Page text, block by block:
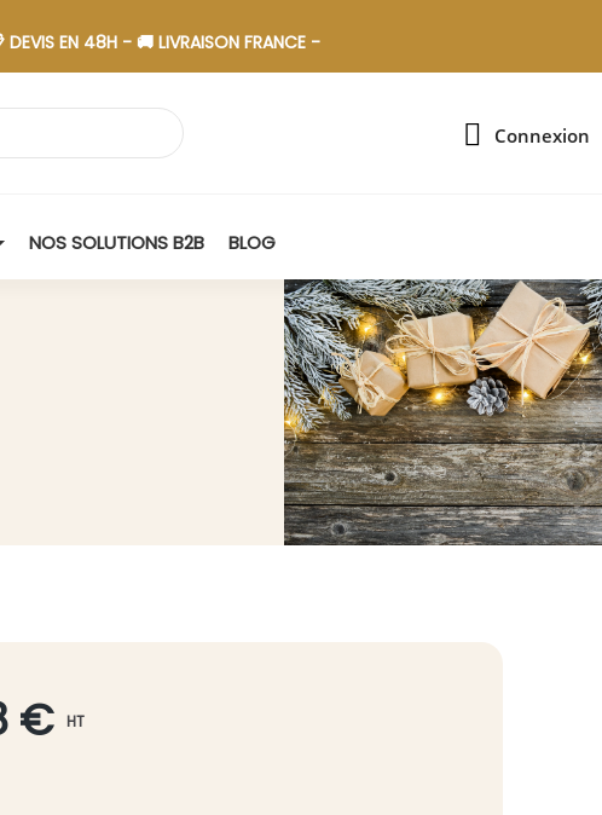
48H - 🚚 LIVRAISON FRANCE - 🎁 ASSEMBLAGE EN ESAT
Connexion
NOS SOLUTIONS B2B BLOG
€ HT